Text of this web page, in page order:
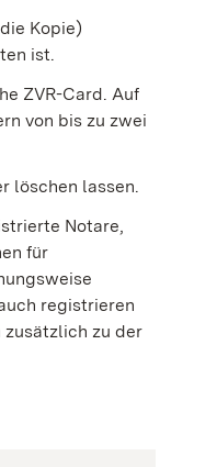
Kopie)
ist.
ZVR-Card. Auf
von bis zu zwei
löschen lassen.
Notare,
für
registrieren
zusätzlich zu der